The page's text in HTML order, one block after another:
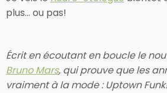
plus… ou pas!
Écrit en écoutant en boucle le
Bruno Mars, qui prouve que les
vraiment à la mode : Uptown